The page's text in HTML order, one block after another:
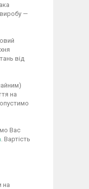
—
від
на
Вас
. Вартість
на